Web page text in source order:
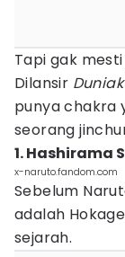
Tapi gak
Dilansir
punya chakra
seorang
1. Hashirama
x-naruto.fandom.com
Sebelum
adalah
sejarah.